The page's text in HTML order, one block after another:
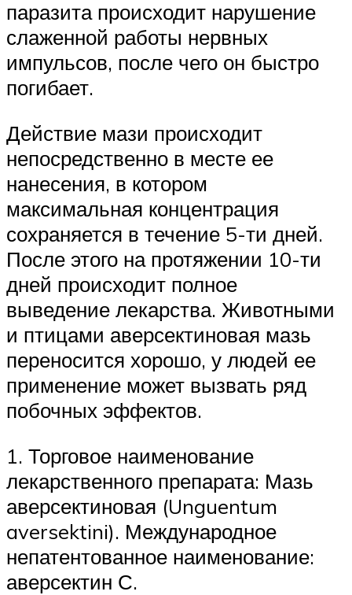
паразита происходит нарушение
слаженной работы нервных
импульсов, после чего он быстро
погибает.
Действие мази происходит
непосредственно в месте ее
нанесения, в котором
максимальная концентрация
сохраняется в течение 5-ти дней.
После этого на протяжении 10-ти
дней происходит полное
выведение лекарства. Животными
и птицами аверсектиновая мазь
переносится хорошо, у людей ее
применение может вызвать ряд
побочных эффектов.
1. Торговое наименование
лекарственного препарата: Мазь
аверсектиновая (Unguentum
aversektini). Международное
непатентованное наименование:
аверсектин С.